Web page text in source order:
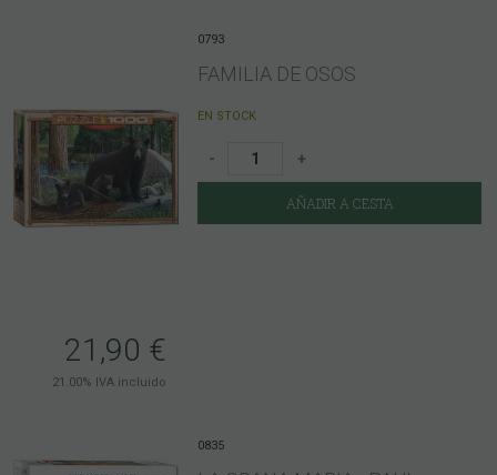
21,90 €
21.00% IVA incluido
0793
FAMILIA DE OSOS
EN STOCK
- +
AÑADIR A CESTA
0835